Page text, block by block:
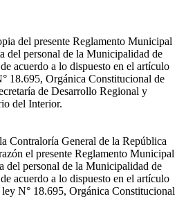
del presente Reglamento Municipal
del personal de la Municipalidad de
acuerdo a lo dispuesto en el artículo
18.695, Orgánica Constitucional de
de Desarrollo Regional y
del Interior.
Contraloría General de la República
el presente Reglamento Municipal
del personal de la Municipalidad de
acuerdo a lo dispuesto en el artículo
N° 18.695, Orgánica Constitucional